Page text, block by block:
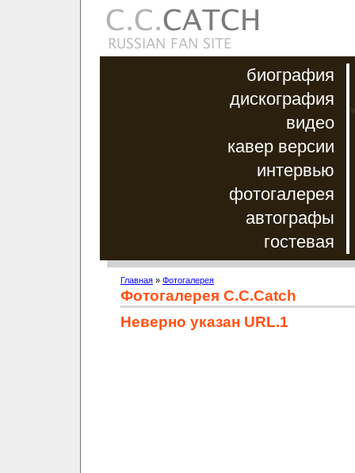
биография
дискография
видео
кавер версии
интервью
фотогалерея
автографы
гостевая
Главная » Фотогалерея
Фотогалерея C.C.Catch
Неверно указан URL.1